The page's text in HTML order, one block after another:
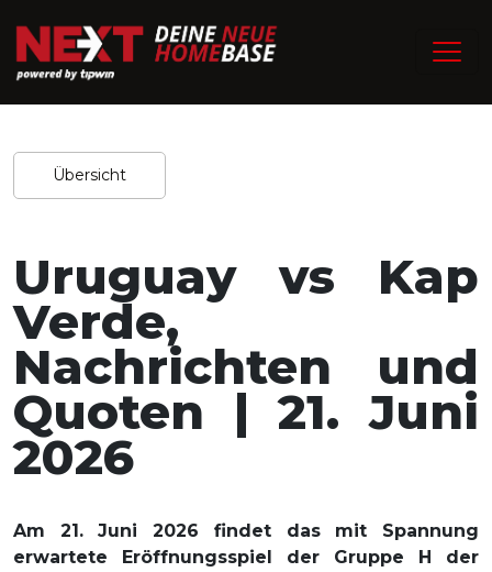
Home/Experten-Tipps
Redaktion / 18.06.2026
Teilen
Übersicht
Uruguay vs Kap
Verde,
Nachrichten und
Quoten | 21. Juni
2026
Am 21. Juni 2026 findet das mit Spannung
erwartete Eröffnungsspiel der Gruppe H der